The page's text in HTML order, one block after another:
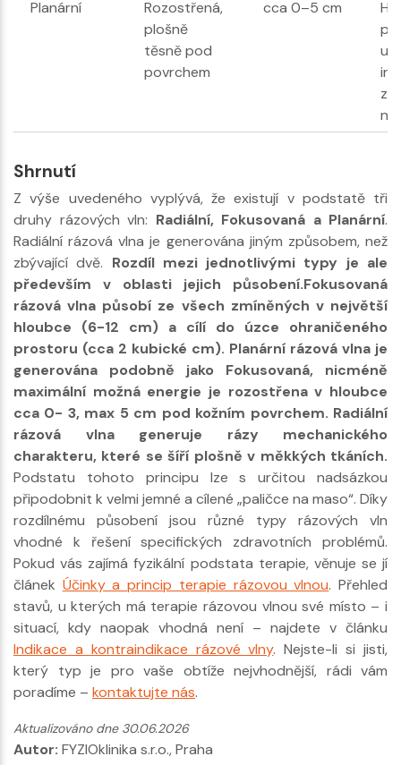
Planární
Rozostřená,
plošně
těsně pod
povrchem
cca 0–5 cm
Shrnutí
Z výše uvedeného vyplývá, že existují v podstatě tři
druhy rázových vln: Radiální, Fokusovaná a Planární.
Radiální rázová vlna je generována jiným způsobem, než
zbývající dvě. Rozdíl mezi jednotlivými typy je ale
především v oblasti jejich působení.Fokusovaná
rázová vlna působí ze všech zmíněných v největší
hloubce (6-12 cm) a cílí do úzce ohraničeného
prostoru (cca 2 kubické cm). Planární rázová vlna je
generována podobně jako Fokusovaná, nicméně
maximální možná energie je rozostřena v hloubce
cca 0- 3, max 5 cm pod kožním povrchem. Radiální
rázová vlna generuje rázy mechanického
charakteru, které se šíří plošně v měkkých tkáních.
Podstatu tohoto principu lze s určitou nadsázkou
připodobnit k velmi jemné a cílené „paličce na maso“. Díky
rozdílnému působení jsou různé typy rázových vln
vhodné k řešení specifických zdravotních problémů.
Pokud vás zajímá fyzikální podstata terapie, věnuje se jí
článek Účinky a princip terapie rázovou vlnou. Přehled
stavů, u kterých má terapie rázovou vlnou své místo – i
situací, kdy naopak vhodná není – najdete v článku
Indikace a kontraindikace rázové vlny. Nejste-li si jisti,
který typ je pro vaše obtíže nejvhodnější, rádi vám
poradíme – kontaktujte nás.
Aktualizováno dne 30.06.2026
Autor: FYZIOklinika s.r.o., Praha